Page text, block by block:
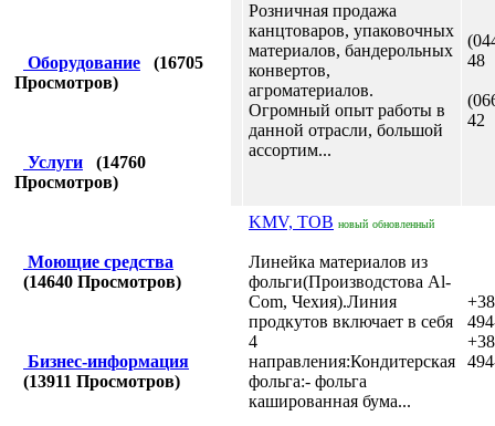
Оборудование (16705
Просмотров)
Услуги (14760
Просмотров)
Моющие средства
(14640 Просмотров)
Бизнес-информация
(13911 Просмотров)
Розничная продажа
канцтоваров, упаковочных
материалов, бандерольных
конвертов,
агроматериалов.
Огромный опыт работы в
данной отрасли, большой
ассортим...
48
42
KMV, ТОВ новый обновленный
Линейка материалов из
фольги(Производстова Al-
Сom, Чехия).Линия
продкутов включает в себя
4
направления:Кондитерская
фольга:- фольга
кашированная бума...